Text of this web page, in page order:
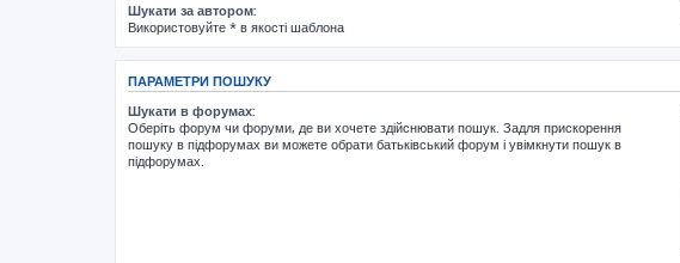
Шукати за автором:
Використовуйте * в якості шаблона
ПАРАМЕТРИ ПОШУКУ
Шукати в форумах:
Оберіть форум чи форуми, де ви хочете здійснювати пошук. Задля прискорення
пошуку в підфорумах ви можете обрати батьківський форум і увімкнути пошук в
підфорумах.